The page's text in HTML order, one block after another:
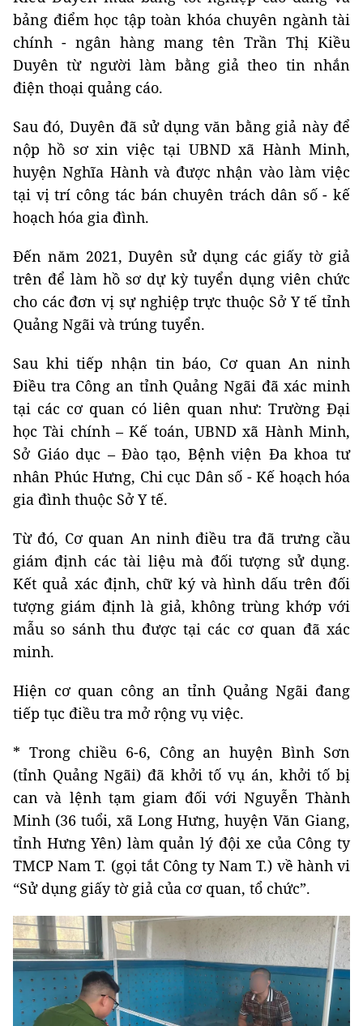
bảng điểm học tập toàn khóa chuyên ngành tài
chính - ngân hàng mang tên Trần Thị Kiều
Duyên từ người làm bằng giả theo tin nhắn
điện thoại quảng cáo.
Sau đó, Duyên đã sử dụng văn bằng giả này để
nộp hồ sơ xin việc tại UBND xã Hành Minh,
huyện Nghĩa Hành và được nhận vào làm việc
tại vị trí công tác bán chuyên trách dân số - kế
hoạch hóa gia đình.
Đến năm 2021, Duyên sử dụng các giấy tờ giả
trên để làm hồ sơ dự kỳ tuyển dụng viên chức
cho các đơn vị sự nghiệp trực thuộc Sở Y tế tỉnh
Quảng Ngãi và trúng tuyển.
Sau khi tiếp nhận tin báo, Cơ quan An ninh
Điều tra Công an tỉnh Quảng Ngãi đã xác minh
tại các cơ quan có liên quan như: Trường Đại
học Tài chính – Kế toán, UBND xã Hành Minh,
Sở Giáo dục – Đào tạo, Bệnh viện Đa khoa tư
nhân Phúc Hưng, Chi cục Dân số - Kế hoạch hóa
gia đình thuộc Sở Y tế.
Từ đó, Cơ quan An ninh điều tra đã trưng cầu
giám định các tài liệu mà đối tượng sử dụng.
Kết quả xác định, chữ ký và hình dấu trên đối
tượng giám định là giả, không trùng khớp với
mẫu so sánh thu được tại các cơ quan đã xác
minh.
Hiện cơ quan công an tỉnh Quảng Ngãi đang
tiếp tục điều tra mở rộng vụ việc.
* Trong chiều 6-6, Công an huyện Bình Sơn
(tỉnh Quảng Ngãi) đã khởi tố vụ án, khởi tố bị
can và lệnh tạm giam đối với Nguyễn Thành
Minh (36 tuổi, xã Long Hưng, huyện Văn Giang,
tỉnh Hưng Yên) làm quản lý đội xe của Công ty
TMCP Nam T. (gọi tắt Công ty Nam T.) về hành vi
“Sử dụng giấy tờ giả của cơ quan, tổ chức”.